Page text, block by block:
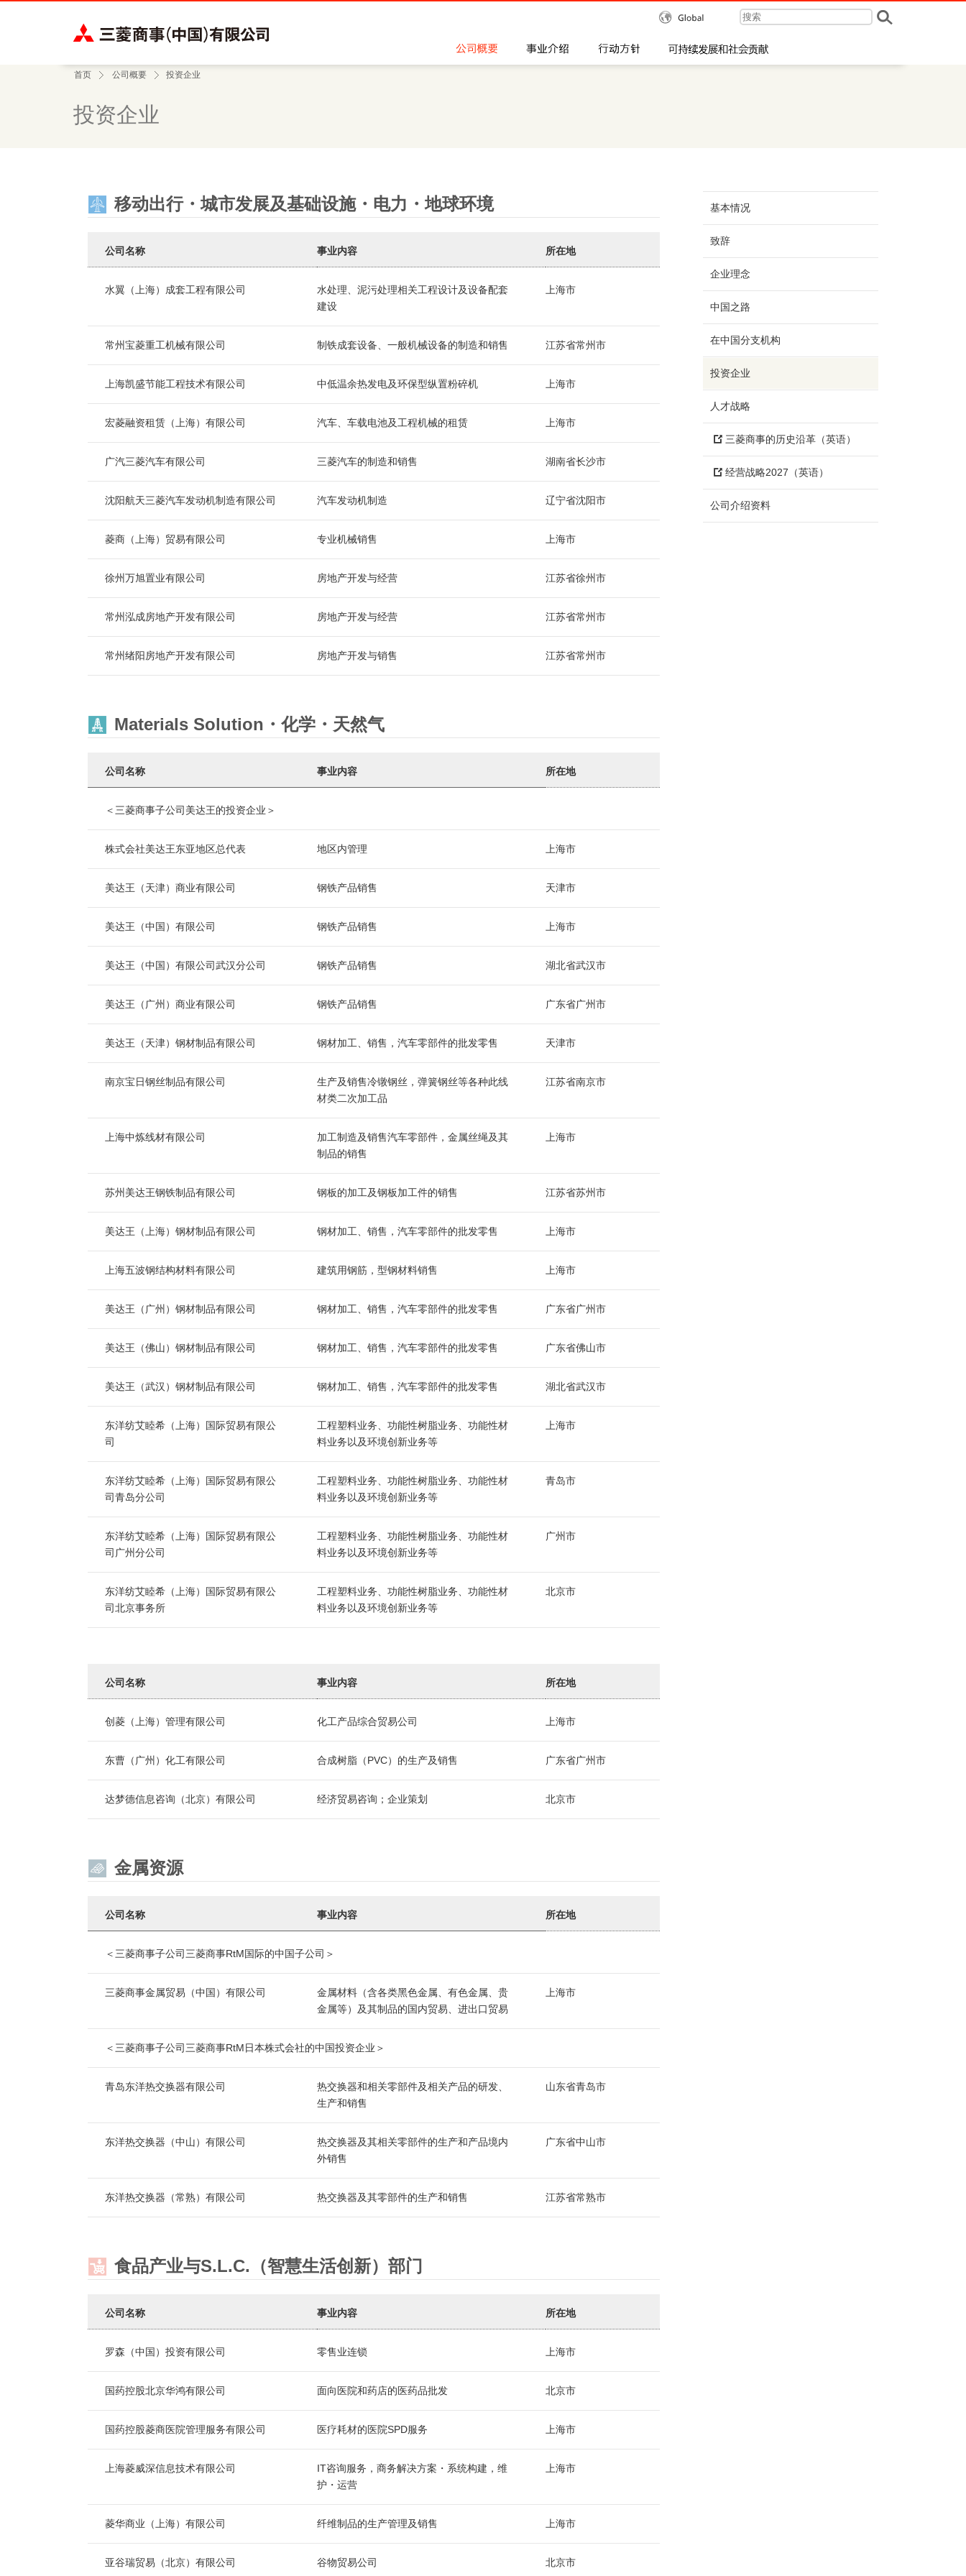
公司概要 事业介绍 行动方针
首页 公司概要 投资企业
投资企业
移动出行・城市发展及基础设施・电力・地球环境
公司名称 事业内容 所在地
水翼（上海）成套工程有限公司
水处理、泥污处理相关工程设计及设备配套
建设
上海市
常州宝菱重工机械有限公司 制铁成套设备、一般机械设备的制造和销售 江苏省常州市
上海凯盛节能工程技术有限公司 中低温余热发电及环保型纵置粉碎机 上海市
宏菱融资租赁（上海）有限公司 汽车、车载电池及工程机械的租赁 上海市
广汽三菱汽车有限公司 三菱汽车的制造和销售 湖南省长沙市
沈阳航天三菱汽车发动机制造有限公司 汽车发动机制造 辽宁省沈阳市
菱商（上海）贸易有限公司 专业机械销售 上海市
徐州万旭置业有限公司 房地产开发与经营 江苏省徐州市
常州泓成房地产开发有限公司 房地产开发与经营 江苏省常州市
常州绪阳房地产开发有限公司 房地产开发与销售 江苏省常州市
Materials Solution・化学・天然气
公司名称 事业内容 所在地
＜三菱商事子公司美达王的投资企业＞
株式会社美达王东亚地区总代表 地区内管理 上海市
美达王（天津）商业有限公司 钢铁产品销售 天津市
美达王（中国）有限公司 钢铁产品销售 上海市
美达王（中国）有限公司武汉分公司 钢铁产品销售 湖北省武汉市
美达王（广州）商业有限公司 钢铁产品销售 广东省广州市
美达王（天津）钢材制品有限公司 钢材加工、销售，汽车零部件的批发零售 天津市
南京宝日钢丝制品有限公司
生产及销售冷镦钢丝，弹簧钢丝等各种此线
材类二次加工品
江苏省南京市
上海中炼线材有限公司
加工制造及销售汽车零部件，金属丝绳及其
制品的销售
上海市
苏州美达王钢铁制品有限公司 钢板的加工及钢板加工件的销售 江苏省苏州市
美达王（上海）钢材制品有限公司 钢材加工、销售，汽车零部件的批发零售 上海市
上海五波钢结构材料有限公司 建筑用钢筋，型钢材料销售 上海市
美达王（广州）钢材制品有限公司 钢材加工、销售，汽车零部件的批发零售 广东省广州市
美达王（佛山）钢材制品有限公司 钢材加工、销售，汽车零部件的批发零售 广东省佛山市
美达王（武汉）钢材制品有限公司 钢材加工、销售，汽车零部件的批发零售 湖北省武汉市
东洋纺艾睦希（上海）国际贸易有限公
司
工程塑料业务、功能性树脂业务、功能性材
料业务以及环境创新业务等
上海市
东洋纺艾睦希（上海）国际贸易有限公
司青岛分公司
工程塑料业务、功能性树脂业务、功能性材
料业务以及环境创新业务等
青岛市
东洋纺艾睦希（上海）国际贸易有限公
司广州分公司
工程塑料业务、功能性树脂业务、功能性材
料业务以及环境创新业务等
广州市
东洋纺艾睦希（上海）国际贸易有限公
司北京事务所
工程塑料业务、功能性树脂业务、功能性材
料业务以及环境创新业务等
北京市
公司名称 事业内容 所在地
创菱（上海）管理有限公司 化工产品综合贸易公司 上海市
东曹（广州）化工有限公司 合成树脂（PVC）的生产及销售 广东省广州市
达梦德信息咨询（北京）有限公司 经济贸易咨询；企业策划 北京市
金属资源
公司名称 事业内容 所在地
＜三菱商事子公司三菱商事RtM国际的中国子公司＞
三菱商事金属贸易（中国）有限公司
金属材料（含各类黑色金属、有色金属、贵
金属等）及其制品的国内贸易、进出口贸易
上海市
＜三菱商事子公司三菱商事RtM日本株式会社的中国投资企业＞
青岛东洋热交换器有限公司
热交换器和相关零部件及相关产品的研发、
生产和销售
山东省青岛市
东洋热交换器（中山）有限公司
热交换器及其相关零部件的生产和产品境内
外销售
广东省中山市
东洋热交换器（常熟）有限公司 热交换器及其零部件的生产和销售 江苏省常熟市
食品产业与S.L.C.（智慧生活创新）部门
公司名称 事业内容 所在地
罗森（中国）投资有限公司 零售业连锁 上海市
国药控股北京华鸿有限公司 面向医院和药店的医药品批发 北京市
国药控股菱商医院管理服务有限公司 医疗耗材的医院SPD服务 上海市
上海菱威深信息技术有限公司
IT咨询服务，商务解决方案・系统构建，维
护・运营
上海市
菱华商业（上海）有限公司 纤维制品的生产管理及销售 上海市
亚谷瑞贸易（北京）有限公司 谷物贸易公司 北京市
基本情况
致辞
企业理念
中国之路
在中国分支机构
投资企业
人才战略
三菱商事的历史沿革（英语）
经营战略2027（英语）
公司介绍资料